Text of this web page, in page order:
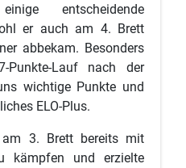
entscheidende
er auch am 4. Brett
abbekam. Besonders
Punkte-Lauf nach der
wichtige Punkte und
ELO-Plus.
3. Brett bereits mit
kämpfen und erzielte